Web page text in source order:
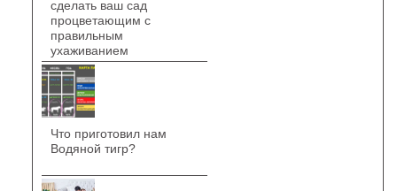
сделать ваш сад
процветающим с
правильным
ухаживанием
Что приготовил нам
Водяной тигр?